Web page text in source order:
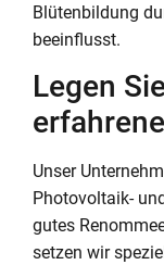
Blütenbildung
beeinflusst.
Legen
Unser
Photovoltaik-
gutes
setzen wir